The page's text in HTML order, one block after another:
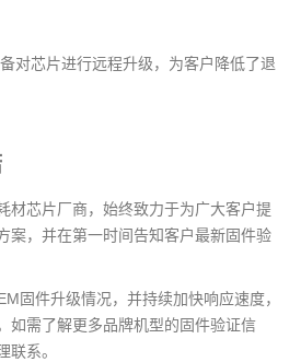
对芯片进行远程升级，为客户降低了退
材芯片厂商，始终致力于为广大客户提
案，并在第一时间告知客户最新固件验
固件升级情况，并持续加快响应速度，
如需了解更多品牌机型的固件验证信
联系。